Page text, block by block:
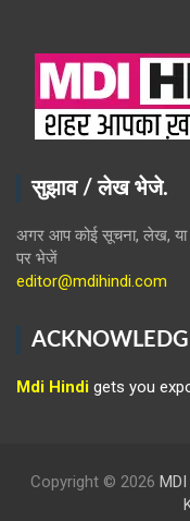
सुझाव / लेख भेजे.
अगर आप कोई सूचना, लेख, या
पर भेजें
editor@mdihindi.com
Mdi Hindi gets you
Copyright © 2026